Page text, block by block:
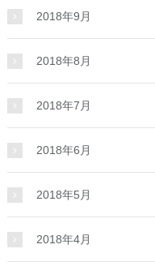
2018年9月
2018年8月
2018年7月
2018年6月
2018年5月
2018年4月